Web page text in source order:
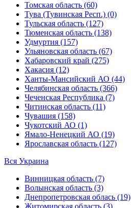
Томская область (60)
Тува (Тувинская Респ.) (0)
Тульская область (127)
Тюменская область (138)
Удмуртия (157)
Ульяновская область (67)
Хабаровский край (275)
Хакасия (12)
Ханты-Мансийский АО (44)
Челябинская область (366)
Чеченская Республика (7)
Читинская область (11)
Чувашия (158)
Чукотский АО (1)
Ямало-Ненецкий АО (19)
Ярославская область (127)
Вся Украина
Винницкая область (7)
Волынская область (3)
Днепропетровская облась (19)
Житомирская область (3)